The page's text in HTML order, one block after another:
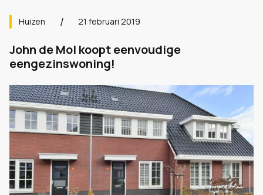
Huizen 21 februari 2019
John de Mol koopt eenvoudige
eengezinswoning!